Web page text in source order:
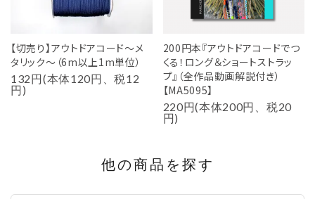
【切売り】アウトドアコード～メ
タリック～（6m以上1m単位）
132円(本体120円、税12
円)
200円本『アウトドアコードでつ
くる！ロング＆ショートストラッ
プ』（全作品動画解説付き）
【MA5095】
220円(本体200円、税20
円)
他の商品を探す